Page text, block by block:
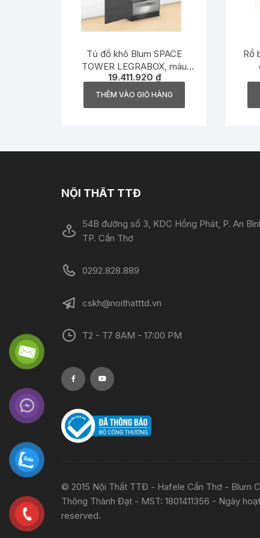
Tủ đồ khô Blum SPACE
TOWER LEGRABOX, màu
trắng, rộng 275 -600mm,
770X50S0S ST – 9359112
19.411.920 ₫
THÊM VÀO GIỎ HÀNG
Rổ
NỘI THẤT TTĐ
54B đường số 3, KDC Hồng Phát, P. An
TP. Cần Thơ
0292.828.889
cskh@noithatttd.vn
T2 - T7 8AM - 17:00 PM
© 2015 Nội Thất TTĐ - Hafele Cần Thơ - Blum
Thông Thành Đạt - MST: 1801411356 - Ngày
reserved.